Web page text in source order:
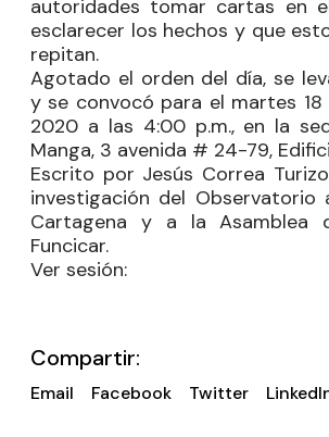
autoridades tomar cartas en
esclarecer los hechos y que
repitan.
Agotado el orden del día, se
y se convocó para el martes
2020 a las 4:00 p.m., en la
Manga, 3 avenida # 24-79,
Escrito por Jesús Correa
investigación del Observatorio
Cartagena y a la Asamblea
Funcicar.
Ver sesión:
Compartir:
Email Facebook Twitter